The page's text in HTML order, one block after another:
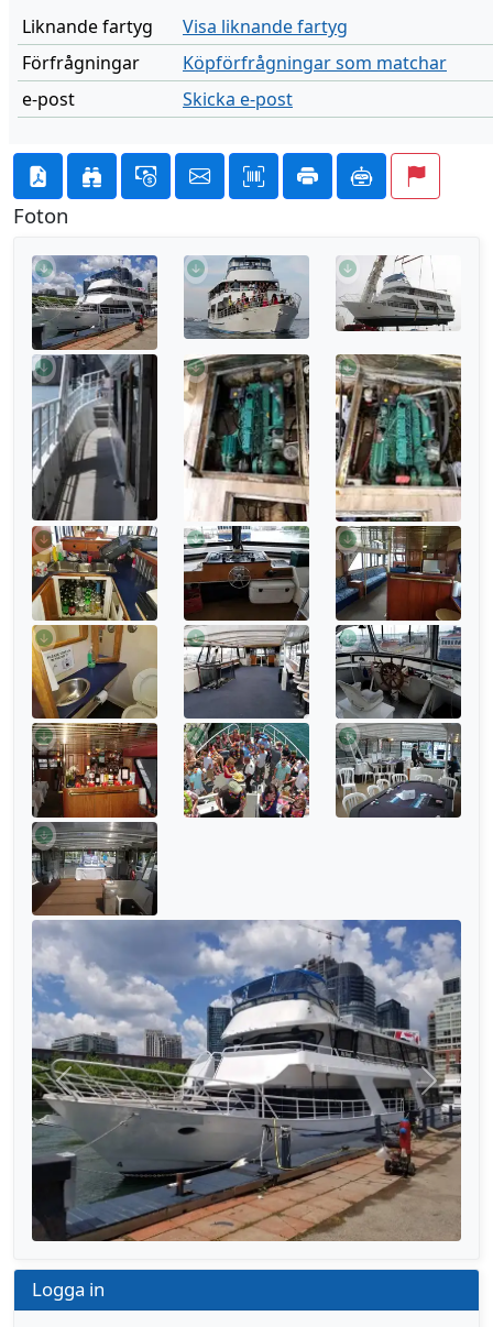
Liknande fartyg
Visa liknande fartyg
Förfrågningar
Köpförfrågningar som matchar
e-post
Skicka e-post
Foton
Föregående Nästa
Logga in